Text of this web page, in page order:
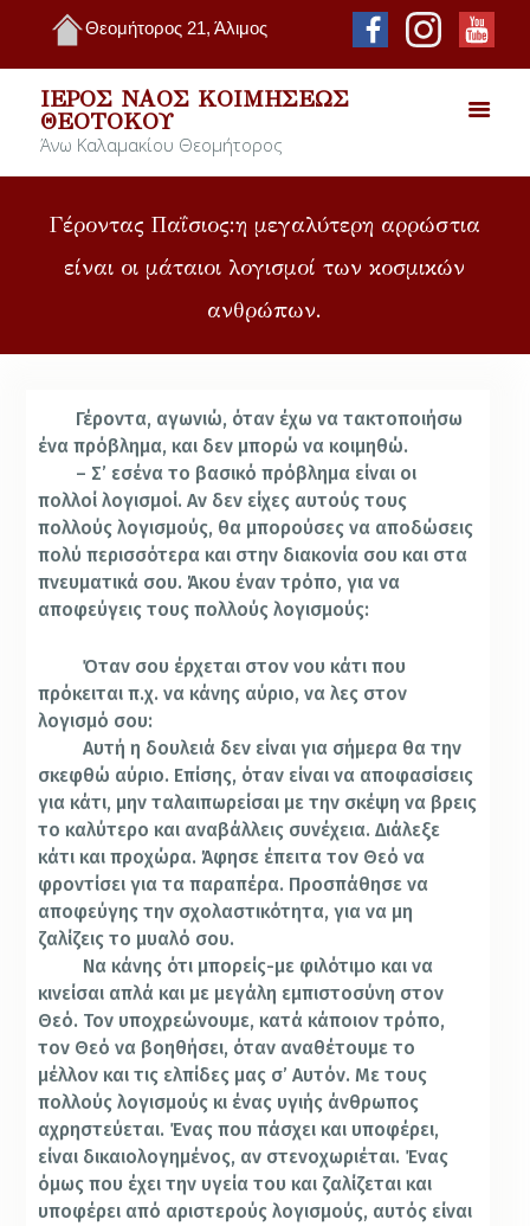
Θεομήτορος 21, Άλιμος
ΙΕΡΌΣ ΝΑΌΣ ΚΟΙΜΉΣΕΩΣ
ΘΕΟΤΌΚΟΥ
Άνω Καλαμακίου Θεομήτορος
Γέροντας Παΐσιος:η μεγαλύτερη αρρώστια
είναι οι μάταιοι λογισμοί των κοσμικών
ανθρώπων.
Γέροντα, αγωνιώ, όταν έχω να τακτοποιήσω
ένα πρόβλημα, και δεν μπορώ να κοιμηθώ.
– Σ’ εσένα το βασικό πρόβλημα είναι οι
πολλοί λογισμοί. Αν δεν είχες αυτούς τους
πολλούς λογισμούς, θα μπορούσες να αποδώσεις
πολύ περισσότερα και στην διακονία σου και στα
πνευματικά σου. Άκου έναν τρόπο, για να
αποφεύγεις τους πολλούς λογισμούς:
Όταν σου έρχεται στον νου κάτι που
πρόκειται π.χ. να κάνης αύριο, να λες στον
λογισμό σου:
Αυτή η δουλειά δεν είναι για σήμερα θα την
σκεφθώ αύριο. Επίσης, όταν είναι να αποφασίσεις
για κάτι, μην ταλαιπωρείσαι με την σκέψη να βρεις
το καλύτερο και αναβάλλεις συνέχεια. Διάλεξε
κάτι και προχώρα. Άφησε έπειτα τον Θεό να
φροντίσει για τα παραπέρα. Προσπάθησε να
αποφεύγης την σχολαστικότητα, για να μη
ζαλίζεις το μυαλό σου.
Να κάνης ότι μπορείς-με φιλότιμο και να
κινείσαι απλά και με μεγάλη εμπιστοσύνη στον
Θεό. Τον υποχρεώνουμε, κατά κάποιον τρόπο,
τον Θεό να βοηθήσει, όταν αναθέτουμε το
μέλλον και τις ελπίδες μας σ’ Αυτόν. Με τους
πολλούς λογισμούς κι ένας υγιής άνθρωπος
αχρηστεύεται. Ένας που πάσχει και υποφέρει,
είναι δικαιολογημένος, αν στενοχωριέται. Ένας
όμως που έχει την υγεία του και ζαλίζεται και
υποφέρει από αριστερούς λογισμούς, αυτός είναι